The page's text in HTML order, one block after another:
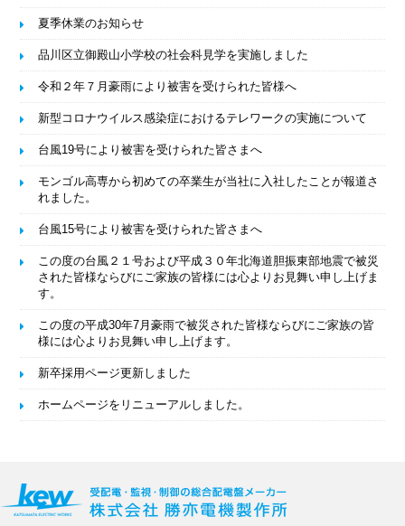
夏季休業のお知らせ
品川区立御殿山小学校の社会科見学を実施しました
令和２年７月豪雨により被害を受けられた皆様へ
新型コロナウイルス感染症におけるテレワークの実施について
台風19号により被害を受けられた皆さまへ
モンゴル高専から初めての卒業生が当社に入社したことが報道さ
れました。
台風15号により被害を受けられた皆さまへ
この度の台風２１号および平成３０年北海道胆振東部地震で被災
された皆様ならびにご家族の皆様には心よりお見舞い申し上げま
す。
この度の平成30年7月豪雨で被災された皆様ならびにご家族の皆
様には心よりお見舞い申し上げます。
新卒採用ページ更新しました
ホームページをリニューアルしました。